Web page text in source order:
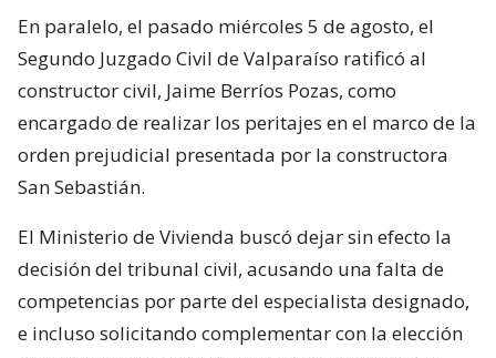
En paralelo, el pasado miércoles 5 de agosto, el
Segundo Juzgado Civil de Valparaíso ratificó al
constructor civil, Jaime Berríos Pozas, como
encargado de realizar los peritajes en el marco de la
orden prejudicial presentada por la constructora
San Sebastián.
El Ministerio de Vivienda buscó dejar sin efecto la
decisión del tribunal civil, acusando una falta de
competencias por parte del especialista designado,
e incluso solicitando complementar con la elección